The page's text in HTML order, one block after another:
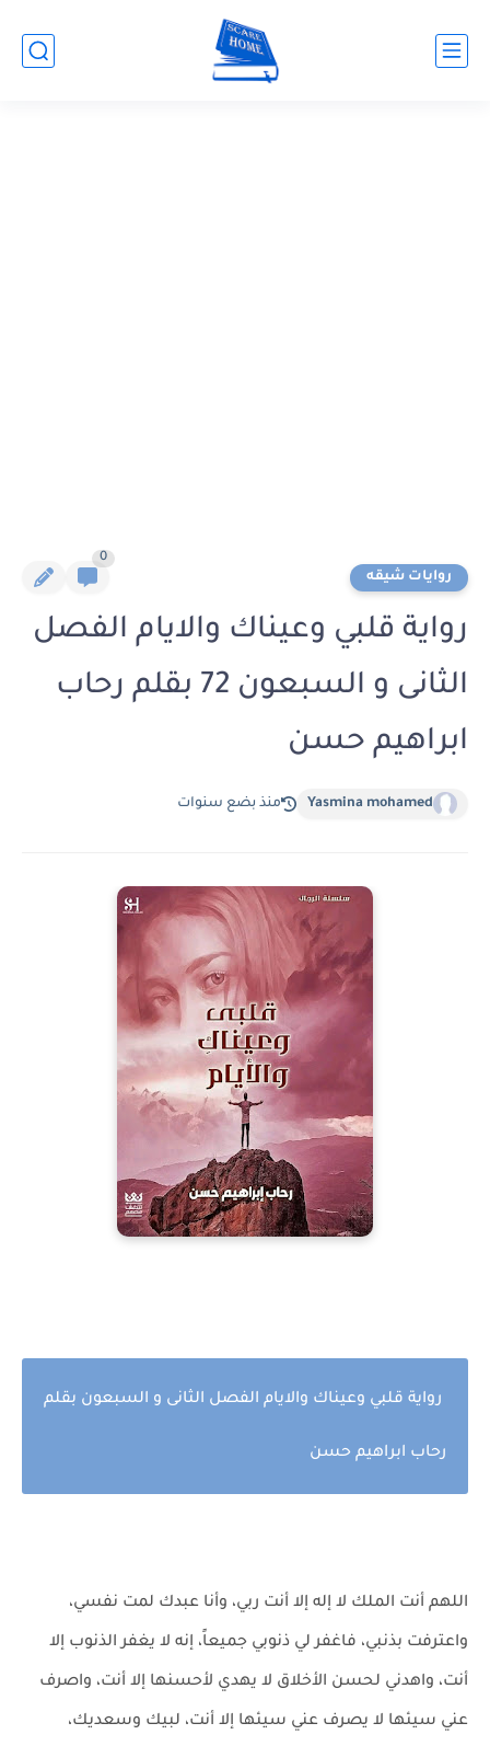
روايات شيقه
0
رواية قلبي وعيناك والايام الفصل
الثانى و السبعون 72 بقلم رحاب
ابراهيم حسن
Yasmina mohamed منذ بضع سنوات
رواية قلبي وعيناك والايام الفصل الثانى و السبعون بقلم
رحاب ابراهيم حسن
اللهم أنت الملك لا إله إلا أنت ربي، وأنا عبدك لمت نفسي،
واعترفت بذنبي، فاغفر لي ذنوبي جميعاً، إنه لا يغفر الذنوب إلا
أنت، واهدني لحسن الأخلاق لا يهدي لأحسنها إلا أنت، واصرف
عني سيئها لا يصرف عني سيئها إلا أنت، لبيك وسعديك،